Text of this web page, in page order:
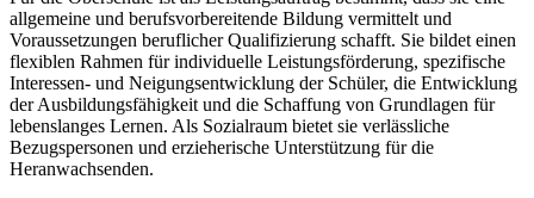
allgemeine und berufsvorbereitende Bildung vermittelt und
Voraussetzungen beruflicher Qualifizierung schafft. Sie bildet einen
flexiblen Rahmen für individuelle Leistungsförderung, spezifische
Interessen- und Neigungsentwicklung der Schüler, die Entwicklung
der Ausbildungsfähigkeit und die Schaffung von Grundlagen für
lebenslanges Lernen. Als Sozialraum bietet sie verlässliche
Bezugspersonen und erzieherische Unterstützung für die
Heranwachsenden.